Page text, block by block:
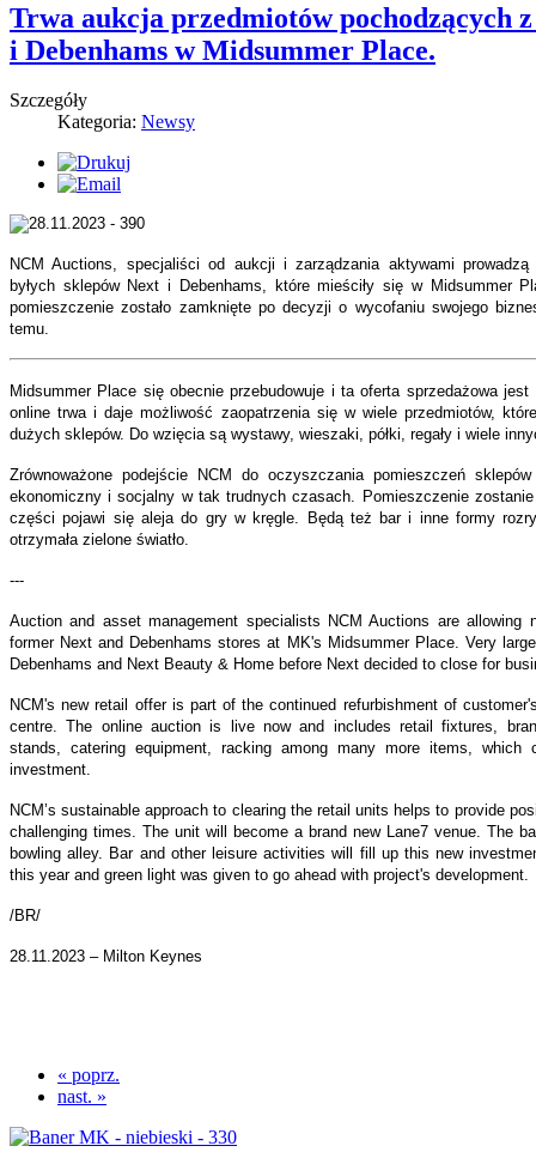
Trwa aukcja przedmiotów pochodzących
i Debenhams w Midsummer Place.
Szczegóły
Kategoria: Newsy
NCM Auctions, specjaliści od aukcji i zarządzania aktywami
byłych sklepów Next i Debenhams, które mieściły się w Midsummer
pomieszczenie zostało zamknięte po decyzji o wycofaniu swojego
temu.
Midsummer Place się obecnie przebudowuje i ta oferta sprzedażowa
online trwa i daje możliwość zaopatrzenia się w wiele przedmiotów,
dużych sklepów. Do wzięcia są wystawy, wieszaki, półki, regały i wiele
Zrównoważone podejście NCM do oczyszczania pomieszczeń
ekonomiczny i socjalny w tak trudnych czasach. Pomieszczenie
części pojawi się aleja do gry w kręgle. Będą też bar i inne formy
otrzymała zielone światło.
---
Auction and asset management specialists NCM Auctions are
former Next and Debenhams stores at MK's Midsummer Place. Very
Debenhams and Next Beauty & Home before Next decided to close for
NCM's new retail offer is part of the continued refurbishment of
centre. The online auction is live now and includes retail fixtures,
stands, catering equipment, racking among many more items, which
investment.
NCM’s sustainable approach to clearing the retail units helps to provide
challenging times. The unit will become a brand new Lane7 venue. The
bowling alley. Bar and other leisure activities will fill up this new
this year and green light was given to go ahead with project's development.
/BR/
28.11.2023 – Milton Keynes
« poprz.
nast. »